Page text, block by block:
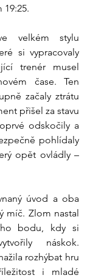
velkém stylu
si vypracovaly
trenér musel
čase. Ten
začaly ztrátu
přišel za stavu
odskočily a
pohlídaly
opět ovládly –
úvod a oba
míč. Zlom nastal
bodu, kdy si
náskok.
rozhýbat hru
i mladé